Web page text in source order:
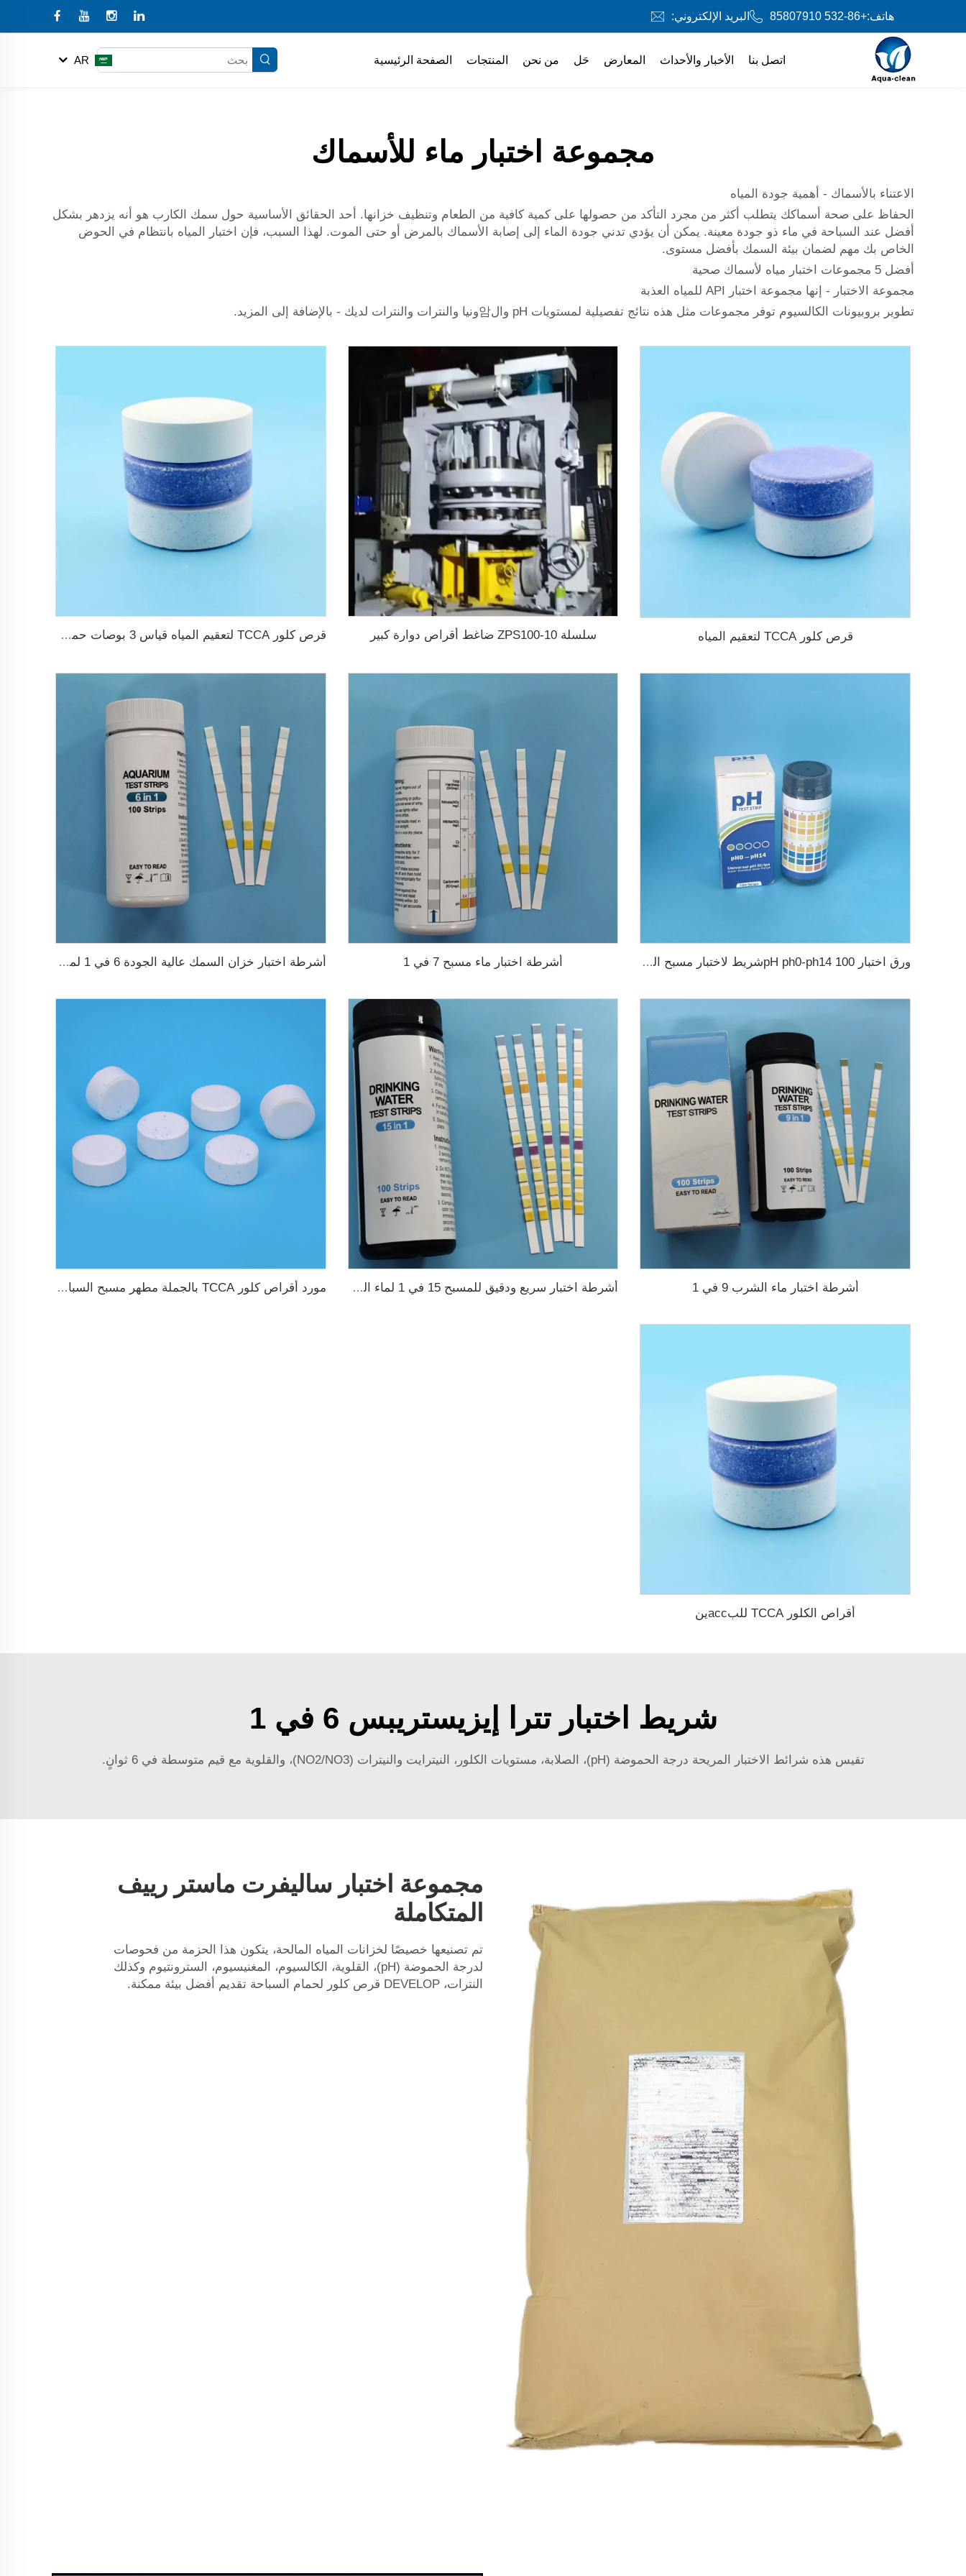
هاتف:+86-532 85807910 البريد الإلكتروني:
الصفحة الرئيسية المنتجات من نحن حَل المعارض الأخبار والأحداث اتصل بنا AR
مجموعة اختبار ماء للأسماك
الاعتناء بالأسماك - أهمية جودة المياه
الحفاظ على صحة أسماكك يتطلب أكثر من مجرد التأكد من حصولها على كمية كافية من الطعام وتنظيف خزانها. أحد الحقائق الأساسية حول سمك الكارب هو أنه يزدهر بشكل
أفضل عند السباحة في ماء ذو جودة معينة. يمكن أن يؤدي تدني جودة الماء إلى إصابة الأسماك بالمرض أو حتى الموت. لهذا السبب، فإن اختبار المياه بانتظام في الحوض
الخاص بك مهم لضمان بيئة السمك بأفضل مستوى.
أفضل 5 مجموعات اختبار مياه لأسماك صحية
مجموعة الاختبار - إنها مجموعة اختبار API للمياه العذبة
تطوير بروبيونات الكالسيوم توفر مجموعات مثل هذه نتائج تفصيلية لمستويات pH وال암ونيا والنترات والنترات لديك - بالإضافة إلى المزيد.
قرص كلور TCCA لتعقيم المياه سلسلة ZPS100-10 ضاغط أقراص دوارة كبير قرص كلور TCCA لتعقيم المياه قياس 3 بوصات حمض ثلاثي الكلور إيزوسيانوريك
ورق اختبار pH ph0-ph14 100شريط لاختبار مسبح السباحة أشرطة اختبار ماء مسبح 7 في 1 أشرطة اختبار خزان السمك عالية الجودة 6 في 1 لمزرعة الأسماك
أشرطة اختبار ماء الشرب 9 في 1 أشرطة اختبار سريع ودقيق للمسبح 15 في 1 لماء الشرب مورد أقراص كلور TCCA بالجملة مطهر مسبح السباحة
أقراص الكلور TCCA للبассين
شريط اختبار تترا إيزيستريبس 6 في 1
تقيس هذه شرائط الاختبار المريحة درجة الحموضة (pH)، الصلابة، مستويات الكلور، النيترايت والنيترات (NO2/NO3)، والقلوية مع قيم متوسطة في 6 ثوانٍ.
مجموعة اختبار ساليفرت ماستر رييف
المتكاملة
تم تصنيعها خصيصًا لخزانات المياه المالحة، يتكون هذا الحزمة من فحوصات
لدرجة الحموضة (pH)، القلوية، الكالسيوم، المغنيسيوم، السترونتيوم وكذلك
النترات، DEVELOP
قرص كلور لحمام السباحة تقديم أفضل بيئة ممكنة.